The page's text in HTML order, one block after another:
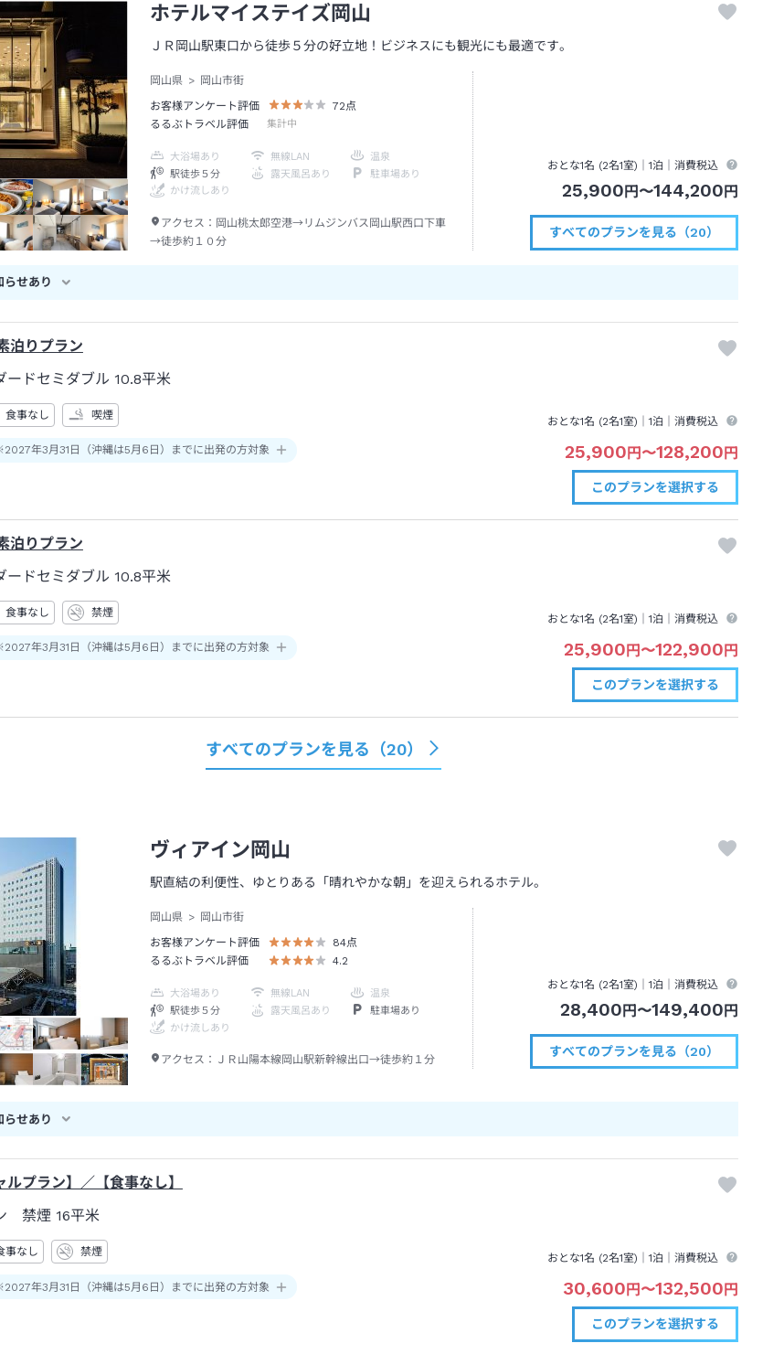
ホテルマイステイズ岡山
ＪＲ岡山駅東口から徒歩５分の好立地！ビジネスにも観光にも最適です。
岡山県
岡山市街
お客様アンケート評価
72 点
るるぶトラベル評価
集計中
大浴場あり 無線LAN
温泉
駅徒歩５分
露天風呂あり
駐車場あり
かけ流しあり
アクセス： 岡山桃太郎空港→リムジンバス岡山駅西口下車
→徒歩約１０分
おとな1名 (2名1室)｜1泊 ｜消費税込
25,900 円 〜144,200 円
すべてのプランを見る（20）
らせあり
泊りプラン
ードセミダブル 10.8平米
食事なし 喫煙
年3月31日（沖縄は5月6日）までに出発の方対象
おとな1名 (2名1室)｜1泊 ｜消費税込
25,900円〜128,200円
このプランを選択する
泊りプラン
ードセミダブル 10.8平米
食事なし 禁煙
年3月31日（沖縄は5月6日）までに出発の方対象
おとな1名 (2名1室)｜1泊 ｜消費税込
25,900円〜122,900円
このプランを選択する
すべてのプランを見る（20）
ヴィアイン岡山
駅直結の利便性、ゆとりある「晴れやかな朝」を迎えられるホテル。
岡山県
岡山市街
お客様アンケート評価
84点
るるぶトラベル評価
4.2
大浴場あり 無線LAN
温泉
駅徒歩５分
露天風呂あり
駐車場あり
かけ流しあり
アクセス： ＪＲ山陽本線岡山駅新幹線出口→徒歩約１分
おとな1名 (2名1室)｜1泊 ｜消費税込
28,400円〜149,400円
すべてのプランを見る（20）
らせあり
ルプラン】／【食事なし】
禁煙 16平米
事なし 禁煙
年3月31日（沖縄は5月6日）までに出発の方対象
おとな1名 (2名1室)｜1泊 ｜消費税込
30,600 円 〜132,500 円
このプランを選択する